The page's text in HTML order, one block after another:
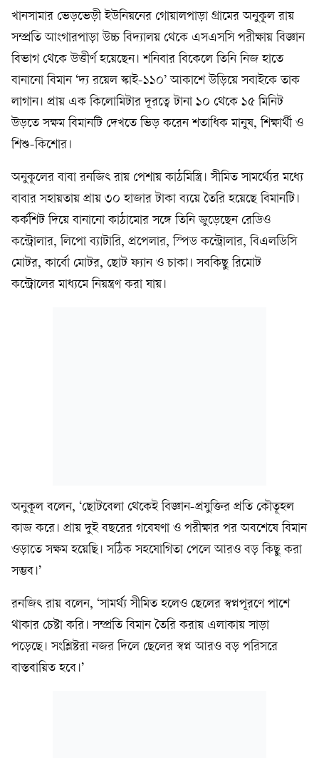
খানসামার ভেড়ভেড়ী ইউনিয়নের গোয়ালপাড়া গ্রামের অনুকূল রায়
সম্প্রতি আংগারপাড়া উচ্চ বিদ্যালয় থেকে এসএসসি পরীক্ষায় বিজ্ঞান
বিভাগ থেকে উত্তীর্ণ হয়েছেন। শনিবার বিকেলে তিনি নিজ হাতে
বানানো বিমান ‘দ্য রয়েল স্কাই-১১০’ আকাশে উড়িয়ে সবাইকে তাক
লাগান। প্রায় এক কিলোমিটার দূরত্বে টানা ১০ থেকে ১৫ মিনিট
উড়তে সক্ষম বিমানটি দেখতে ভিড় করেন শতাধিক মানুষ, শিক্ষার্থী ও
শিশু-কিশোর।
অনুকূলের বাবা রনজিৎ রায় পেশায় কাঠমিস্ত্রি। সীমিত সামর্থ্যের মধ্যে
বাবার সহায়তায় প্রায় ৩০ হাজার টাকা ব্যয়ে তৈরি হয়েছে বিমানটি।
কর্কশিট দিয়ে বানানো কাঠামোর সঙ্গে তিনি জুড়েছেন রেডিও
কন্ট্রোলার, লিপো ব্যাটারি, প্রপেলার, স্পিড কন্ট্রোলার, বিএলডিসি
মোটর, কার্বো মোটর, ছোট ফ্যান ও চাকা। সবকিছু রিমোট
কন্ট্রোলের মাধ্যমে নিয়ন্ত্রণ করা যায়।
অনুকূল বলেন, ‘ছোটবেলা থেকেই বিজ্ঞান-প্রযুক্তির প্রতি কৌতূহল
কাজ করে। প্রায় দুই বছরের গবেষণা ও পরীক্ষার পর অবশেষে বিমান
ওড়াতে সক্ষম হয়েছি। সঠিক সহযোগিতা পেলে আরও বড় কিছু করা
সম্ভব।’
রনজিৎ রায় বলেন, ‘সামর্থ্য সীমিত হলেও ছেলের স্বপ্নপূরণে পাশে
থাকার চেষ্টা করি। সম্প্রতি বিমান তৈরি করায় এলাকায় সাড়া
পড়েছে। সংশ্লিষ্টরা নজর দিলে ছেলের স্বপ্ন আরও বড় পরিসরে
বাস্তবায়িত হবে।’